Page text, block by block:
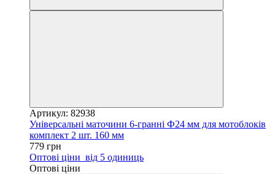
Артикул: 82938
Універсальні маточини 6-гранні Ф24 мм для мотоблоків
комплект 2 шт. 160 мм
779 грн
Оптові ціни від 5 одиниць
Оптові ціни